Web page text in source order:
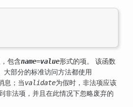
包含name=value形式的项。 该函数
大部分的标准访问方法都使用
息；当validate为假时，非法项应该
非法项，并且在此情况下忽略废弃的